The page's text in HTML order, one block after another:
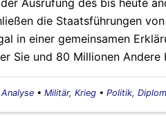
die Staatsführungen
in einer gemeinsamen
Sie und 80 Millionen
• Militär, Krieg • Politik,